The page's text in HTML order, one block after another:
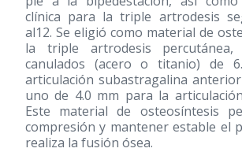
clínica para la triple artrodesis
al12. Se eligió como material de
la triple artrodesis
canulados (acero o titanio) de
articulación subastragalina
uno de 4.0 mm para la
Este material de osteosíntesis
compresión y mantener estable el
realiza la fusión ósea.